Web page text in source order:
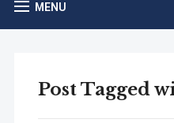
MENU
Post Tagged